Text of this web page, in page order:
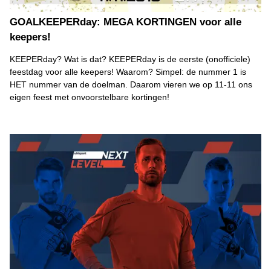
GOALKEEPERday: MEGA KORTINGEN voor alle
keepers!
KEEPERday? Wat is dat? KEEPERday is de eerste (onofficiele)
feestdag voor alle keepers! Waarom? Simpel: de nummer 1 is
HET nummer van de doelman. Daarom vieren we op 11-11 ons
eigen feest met onvoorstelbare kortingen!